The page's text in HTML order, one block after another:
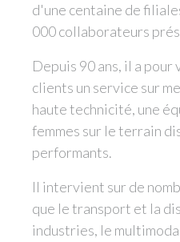
d'une centaine de
000 collaborateurs
Depuis 90 ans, il a
clients un service sur
haute technicité, une
femmes sur le terrain
performants.
Il intervient sur de
que le transport et la
industries, le